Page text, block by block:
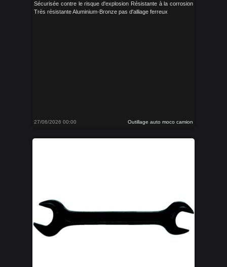
Sécurisée contre le risque d'explosion Résistante à la corrosion
Très résistante Aluminium-Bronze pas d'alliage ferreux
27/06/2026 00:00 Outillage auto moco camion